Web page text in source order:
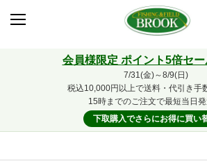
会員様限定 ポイント5倍セー
7/31(金)～8/9(日)
税込10,000円以上で送料・代引き手
15時までのご注文で最短当日
下取購入でさらにお得に買い